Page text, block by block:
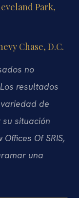
Park,
Chase, D.C.
no
resultados
de
situación
Of SRIS,
una